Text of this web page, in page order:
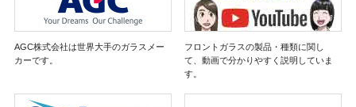
AGC株式会社は世界大手のガラスメー
カーです。
フロントガラスの製品・種類に関し
て、動画で分かりやすく説明していま
す。